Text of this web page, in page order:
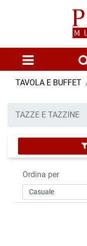
Open menu
TAVOLA E BUFFET
TAZZE E TAZZINE
Ordina per